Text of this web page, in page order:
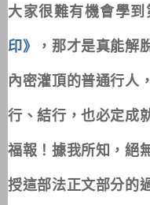
大家很難有機會學
印》
，那才是真能解
內密灌頂的普通行人
行、結行，也必定成
福報！據我所知，絕
授這部法正文部分的